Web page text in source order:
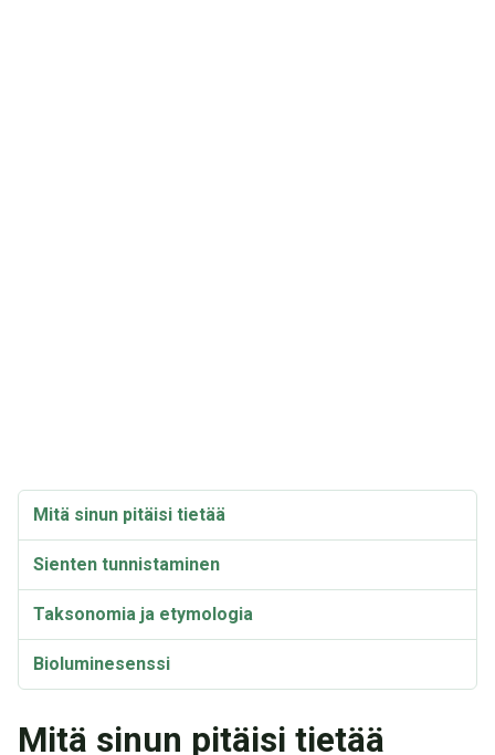
Mitä sinun pitäisi tietää
Sienten tunnistaminen
Taksonomia ja etymologia
Bioluminesenssi
Mitä sinun pitäisi tietää